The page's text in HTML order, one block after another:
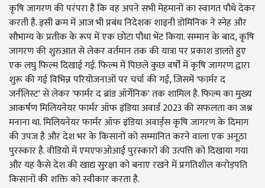
कृषि जागरण की परंपरा है कि वह अपने सभी मेहमानों का स्वागत पौधे देकर
करती है. इसी क्रम में आज भी प्रबंध निदेशक शाइनी डोमिनिक ने स्नेह और
सौभाग्य के प्रतीक के रूप में एक छोटा पौधा भेंट किया. सम्मान के बाद, कृषि
जागरण की शुरुआत से लेकर वर्तमान तक की यात्रा पर प्रकाश डालते हुए
एक लघु फिल्म दिखाई गई. फिल्म में पिछले कुछ वर्षों में कृषि जागरण द्वारा
शुरू की गई विभिन्न परियोजनाओं पर चर्चा की गई, जिसमें 'फार्मर द
जर्नलिस्ट' से लेकर 'फार्मर द ब्रांड ऑर्गेनिक' तक शामिल है. फिल्म का मुख्य
आकर्षण मिलियनेयर फार्मर ऑफ इंडिया अवार्ड 2023 की सफलता का जश्न
मनाना था. मिलियनेयर फार्मर ऑफ इंडिया अवार्ड्स कृषि जागरण के दिमाग
की उपज है और देश भर के किसानों को सम्मानित करने वाला एक अनूठा
पुरस्कार है. वीडियो में एमएफओआई पुरस्कारों की उत्पत्ति को दिखाया गया
और यह कैसे देश की खाद्य सुरक्षा को बनाए रखने में प्रगतिशील करोड़पति
किसानों की शक्ति को स्वीकार करता है.